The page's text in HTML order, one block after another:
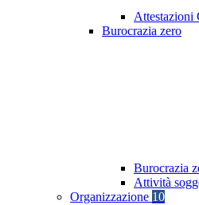
Attestazioni
Burocrazia zero
Burocrazia
Attività
Organizzazione 10